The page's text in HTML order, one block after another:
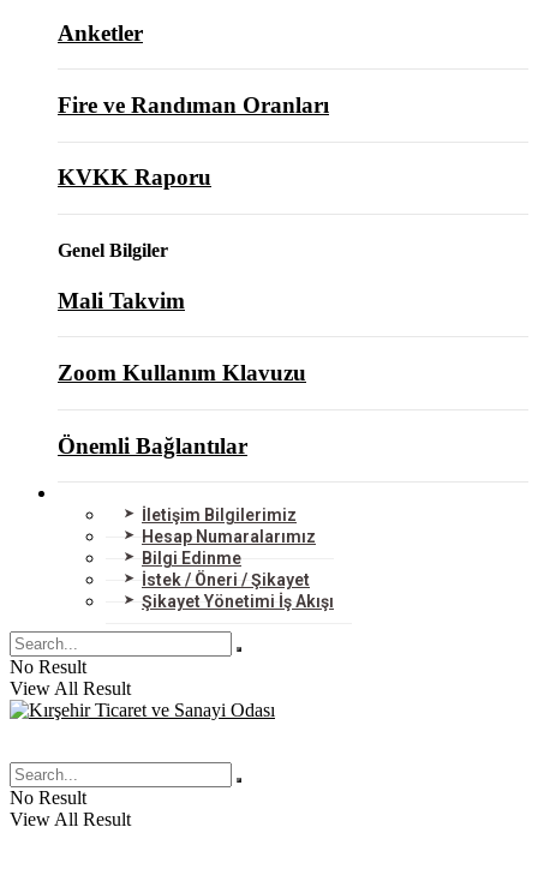
Anketler
Fire ve Randıman Oranları
KVKK Raporu
Genel Bilgiler
Mali Takvim
Zoom Kullanım Klavuzu
Önemli Bağlantılar
İletişim Bilgilerimiz
Hesap Numaralarımız
Bilgi Edinme
İstek / Öneri / Şikayet
Şikayet Yönetimi İş Akışı
No Result
View All Result
No Result
View All Result